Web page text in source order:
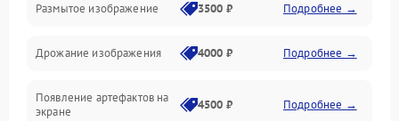
Размытое изображение 3500 ₽ Подробнее →
Дрожание изображения 4000 ₽ Подробнее →
Появление артефактов на
экране
4500 ₽ Подробнее →